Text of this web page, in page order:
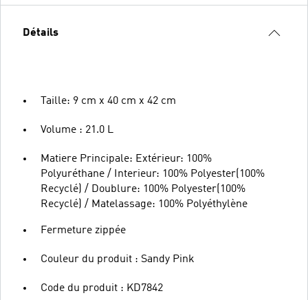
Détails
Taille: 9 cm x 40 cm x 42 cm
Volume : 21.0 L
Matiere Principale: Extérieur: 100%
Polyuréthane / Interieur: 100% Polyester(100%
Recyclé) / Doublure: 100% Polyester(100%
Recyclé) / Matelassage: 100% Polyéthylène
Fermeture zippée
Couleur du produit : Sandy Pink
Code du produit : KD7842